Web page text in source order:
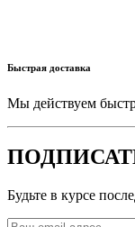
Быстрая доставка
Мы действуем
Будьте в курсе